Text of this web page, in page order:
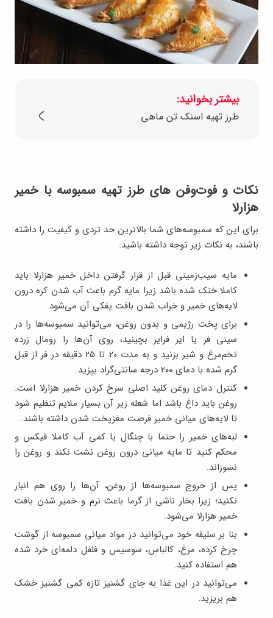
بیشتر بخوانید:
طرز تهیه اسنک تن ماهی
نکات و فوت‌وفن‌ های طرز تهیه سمبوسه با خمیر
هزارلا
برای این که سمبوسه‌های شما بالاترین حد تردی و کیفیت را داشته
باشند، به نکات زیر توجه داشته باشید:
مایه سیب‌زمینی قبل از قرار گرفتن داخل خمیر هزارلا باید
کاملا خنک شده باشد زیرا مایه گرم باعث آب شدن کره درون
لایه‌های خمیر و خراب شدن بافت پفکی آن می‌شود.
برای پخت رژیمی و بدون روغن، می‌توانید سمبوسه‌ها را در
سینی فر یا ایر فرایر بچینید، روی آن‌ها را رومال زرده
تخم‌مرغ و شیر بزنید و به مدت ۲۰ تا ۲۵ دقیقه در فر از قبل
گرم شده با دمای ۲۰۰ درجه سانتی‌گراد بپزید.
کنترل دمای روغن کلید اصلی سرخ کردن خمیر هزارلا است.
روغن باید داغ باشد اما شعله زیر آن بسیار ملایم تنظیم شود
تا لایه‌های میانی خمیر فرصت مغزپخت شدن داشته باشند.
لبه‌های خمیر را حتما با چنگال یا کمی آب کاملا فیکس و
محکم کنید تا مایه میانی درون روغن نشت نکند و روغن را
نسوزاند.
پس از خروج سمبوسه‌ها از روغن، آن‌ها را روی هم انبار
نکنید؛ زیرا بخار ناشی از گرما باعث نرم و خمیر شدن بافت
خمیر هزارلا می‌شود.
بنا بر سلیقه خود می‌توانید در مواد میانی سمبوسه از گوشت
چرخ کرده، مرغ، کالباس، سوسیس و فلفل دلمه‌ای خرد شده
هم استفاده کنید.
می‌توانید در این غذا به جای گشنیز تازه کمی گشنیز خشک
هم بریزید.